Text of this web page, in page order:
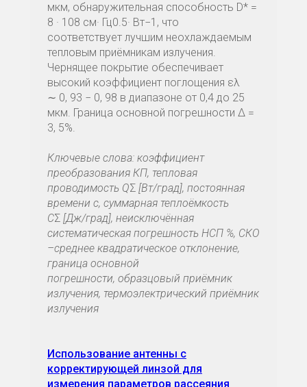
мкм, обнаружительная способность D* =
8 · 108 см· Гц0.5· Вт−1, что
соответствует лучшим неохлаждаемым
тепловым приёмникам излучения.
Чернящее покрытие обеспечивает
высокий коэффициент поглощения ελ
∼ 0, 93 − 0, 98 в диапазоне от 0,4 до 25
мкм. Граница основной погрешности Δ =
3, 5%.
Ключевые слова: коэффициент
преобразования КП, тепловая
проводимость QΣ [Вт/град], постоянная
времени c, суммарная теплоёмкость
CΣ [Дж/град], неисключённая
систематическая погрешность НСП %, СКО
–среднее квадратическое отклонение,
граница основной
погрешности, образцовый приёмник
излучения, термоэлектрический приёмник
излучения
Использование антенны с
корректирующей линзой для
измерения параметров рассеяния